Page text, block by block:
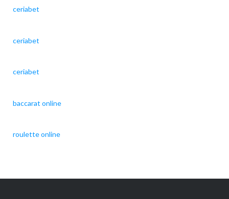
ceriabet
ceriabet
ceriabet
baccarat online
roulette online